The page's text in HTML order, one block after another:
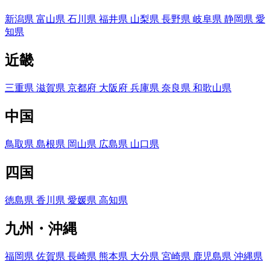
新潟県 富山県 石川県 福井県 山梨県 長野県 岐阜県 静岡県 愛
知県
近畿
三重県 滋賀県 京都府 大阪府 兵庫県 奈良県 和歌山県
中国
鳥取県 島根県 岡山県 広島県 山口県
四国
徳島県 香川県 愛媛県 高知県
九州・沖縄
福岡県 佐賀県 長崎県 熊本県 大分県 宮崎県 鹿児島県 沖縄県